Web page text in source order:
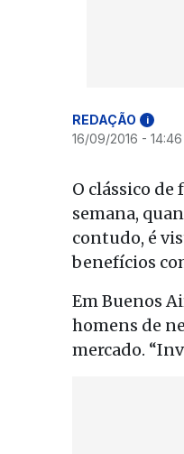
REDAÇÃO i
16/09/2016 - 14:46
O clássico
semana,
contudo, é
benefícios
Em Buenos
homens de
mercado.